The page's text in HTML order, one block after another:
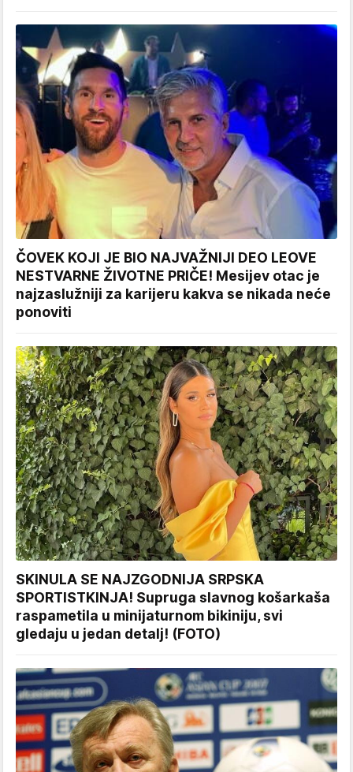
ČOVEK KOJI JE BIO NAJVAŽNIJI DEO LEOVE
NESTVARNE ŽIVOTNE PRIČE! Mesijev otac je
najzaslužniji za karijeru kakva se nikada neće
ponoviti
SKINULA SE NAJZGODNIJA SRPSKA
SPORTISTKINJA! Supruga slavnog košarkaša
raspametila u minijaturnom bikiniju, svi
gledaju u jedan detalj! (FOTO)